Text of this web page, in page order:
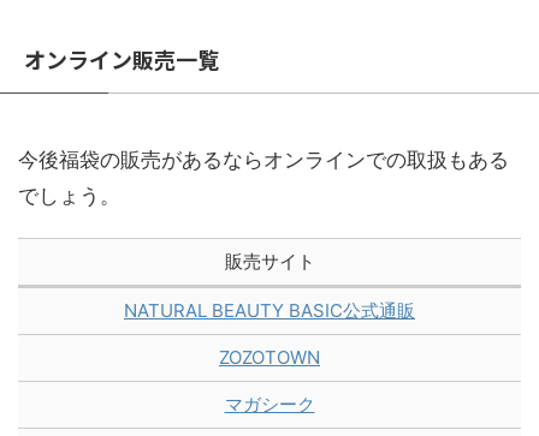
オンライン販売一覧
今後福袋の販売があるならオンラインでの取扱もある
でしょう。
販売サイト
NATURAL BEAUTY BASIC公式通販
ZOZOTOWN
マガシーク